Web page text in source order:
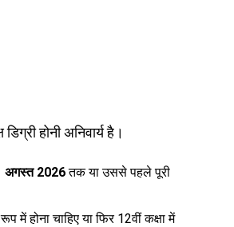
होनी अनिवार्य है।
अगस्त 2026तक या उससे पहले पूरी
होना चाहिए या फिर 12वीं कक्षा में